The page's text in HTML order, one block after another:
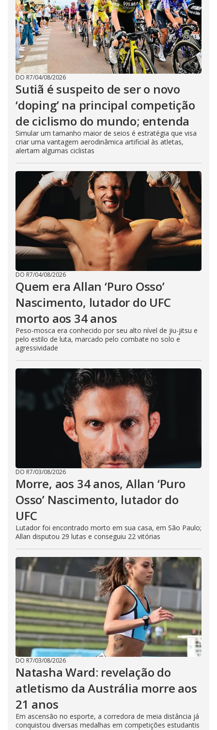
DO R7/04/08/2026
Sutiã é suspeito de ser o novo
‘doping’ na principal competição
de ciclismo do mundo; entenda
Simular um tamanho maior de seios é estratégia que visa
criar uma vantagem aerodinâmica artificial às atletas,
alertam algumas ciclistas
DO R7/04/08/2026
Quem era Allan ‘Puro Osso’
Nascimento, lutador do UFC
morto aos 34 anos
Peso-mosca era conhecido por seu alto nível de jiu-jitsu e
pelo estilo de luta, marcado pelo combate no solo e
agressividade
DO R7/03/08/2026
Morre, aos 34 anos, Allan ‘Puro
Osso’ Nascimento, lutador do
UFC
Lutador foi encontrado morto em sua casa, em São Paulo;
Allan disputou 29 lutas e conseguiu 22 vitórias
DO R7/03/08/2026
Natasha Ward: revelação do
atletismo da Austrália morre aos
21 anos
Em ascensão no esporte, a corredora de meia distância já
conquistou diversas medalhas em competições estudantis